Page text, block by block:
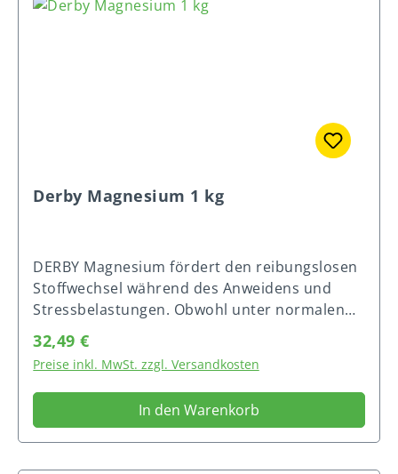
Derby Magnesium 1 kg
DERBY Magnesium fördert den reibungslosen
Stoffwechsel während des Anweidens und
Stressbelastungen. Obwohl unter normalen
Bedingungen ausreichend Magnesium in den
üblichen Rationen enthalten ist, kommt es
unter Stress zu einem erhöhten Bedarf an
Magnesium. Diese temporären
Mangelerscheinungen führen zu Nervosität
und Leistungsabfall. Hier kann DERBY
Regulärer Preis:
32,49 €
Preise inkl. MwSt. zzgl. Versandkosten
In den Warenkorb